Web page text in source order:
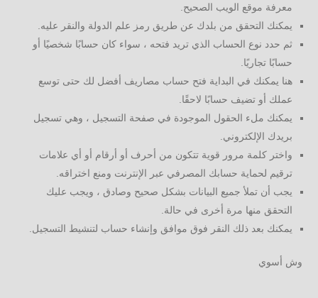
معرفة موقع الويب الصحيح.
يمكنك التحقق من بلدك عن طريق رمز علم الدولة والنقر عليه.
ثم حدد نوع الحساب الذي تريد فتحه ، سواء كان حسابًا شخصيًا أو
حسابًا تجاريًا.
هنا يمكنك في البداية فتح حساب مصاريف أفضل لك حتى توسع
عملك أو تضيف حسابًا لاحقًا.
يمكنك ملء الحقول الموجودة في صفحة التسجيل ، وهي تسجيل
بريدك الإلكتروني.
واختر كلمة مرور قوية تتكون من أحرف أو أرقام أو أي علامات
ترقيم لحماية حسابك المصرفي عبر الإنترنت ومنع اختراقه.
يجب أن تملأ جميع البيانات بشكل صحيح وصادق ، ويجب عليك
التحقق منها مرة أخرى في حالة.
يمكنك بعد ذلك النقر فوق موافق وإنشاء حساب لتنشيط التسجيل.
وش أسوي